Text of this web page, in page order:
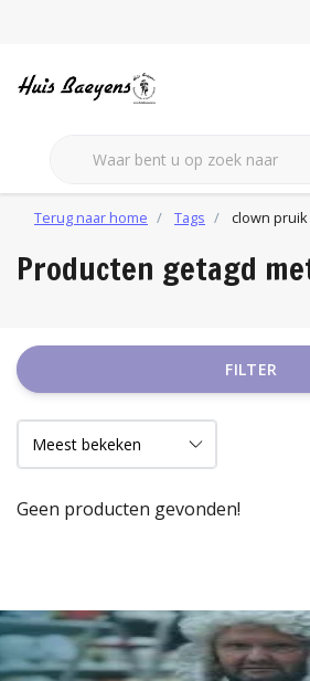
Terug naar home Tags clown pruik
Producten getagd
FILTER
Geen producten gevonden!